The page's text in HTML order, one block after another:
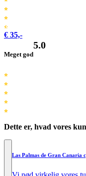
€ 35,-
Meget god
5.0
Dette er, hvad vores
Las Palmas de Gran Canaria